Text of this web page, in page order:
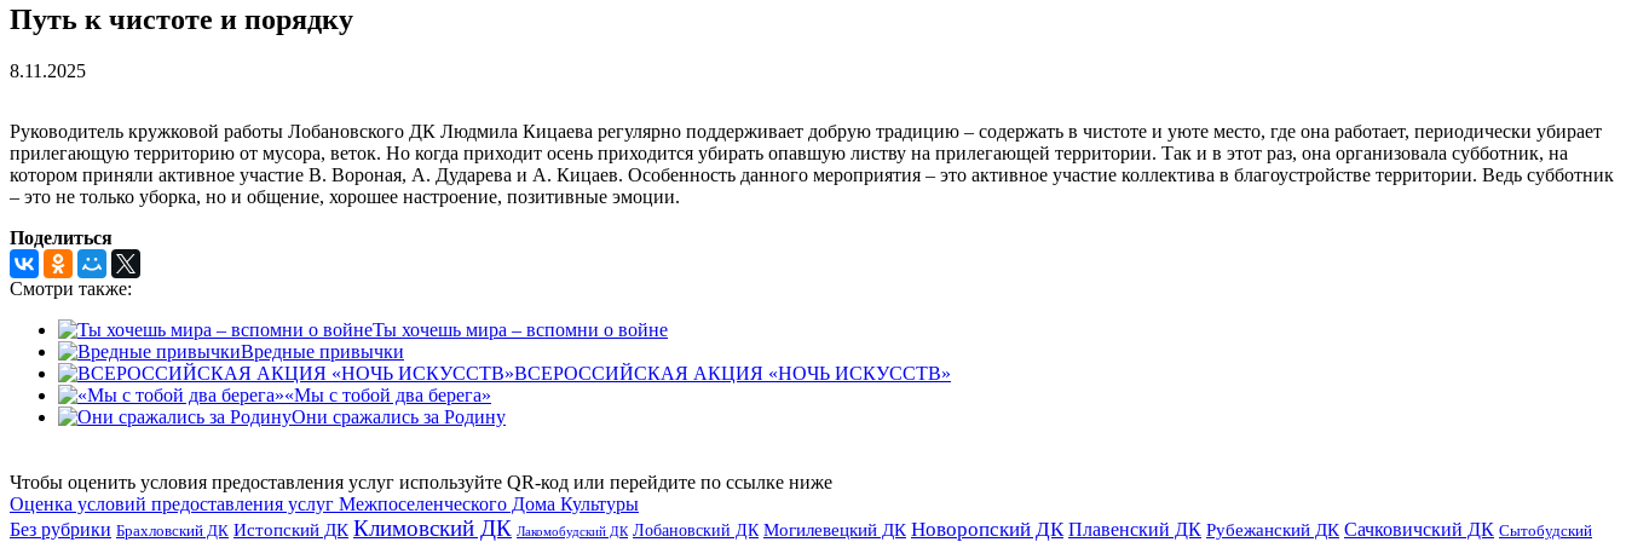
Путь к чистоте и порядку
8.11.2025
Руководитель кружковой работы Лобановского ДК Людмила Кицаева регулярно поддерживает добрую традицию – содержать в чистоте и уюте место, где она работает, периодически убирает
прилегающую территорию от мусора, веток. Но когда приходит осень приходится убирать опавшую листву на прилегающей территории. Так и в этот раз, она организовала субботник, на
котором приняли активное участие В. Вороная, А. Дударева и А. Кицаев. Особенность данного мероприятия – это активное участие коллектива в благоустройстве территории. Ведь субботник
– это не только уборка, но и общение, хорошее настроение, позитивные эмоции.
Поделиться
Смотри также:
Ты хочешь мира – вспомни о войне
Вредные привычки
ВСЕРОССИЙСКАЯ АКЦИЯ «НОЧЬ ИСКУССТВ»
«Мы с тобой два берега»
Они сражались за Родину
Чтобы оценить условия предоставления услуг используйте QR-код или перейдите по ссылке ниже
Оценка условий предоставления услуг Межпоселенческого Дома Культуры
Без рубрики Брахловский ДК Истопский ДК Климовский ДК Лакомобудский ДК Лобановский ДК Могилевецкий ДК Новоропский ДК Плавенский ДК Рубежанский ДК Сачковичский ДК Сытобудский